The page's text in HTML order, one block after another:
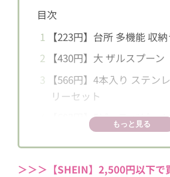
目次
1
【223円】台所 多機能 収
2 【430円】大 ザルスプーン
3 【566円】4本入り ステン
リーセット
【603円】5ピース ベビー
もっと見る
＞＞＞【SHEIN】2,500円以下で